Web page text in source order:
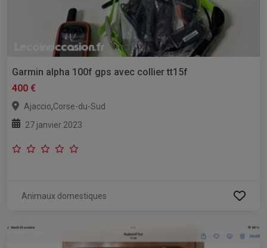
Garmin alpha 100f gps avec collier tt15f
400 €
Ajaccio,Corse-du-Sud
27 janvier 2023
Animaux domestiques